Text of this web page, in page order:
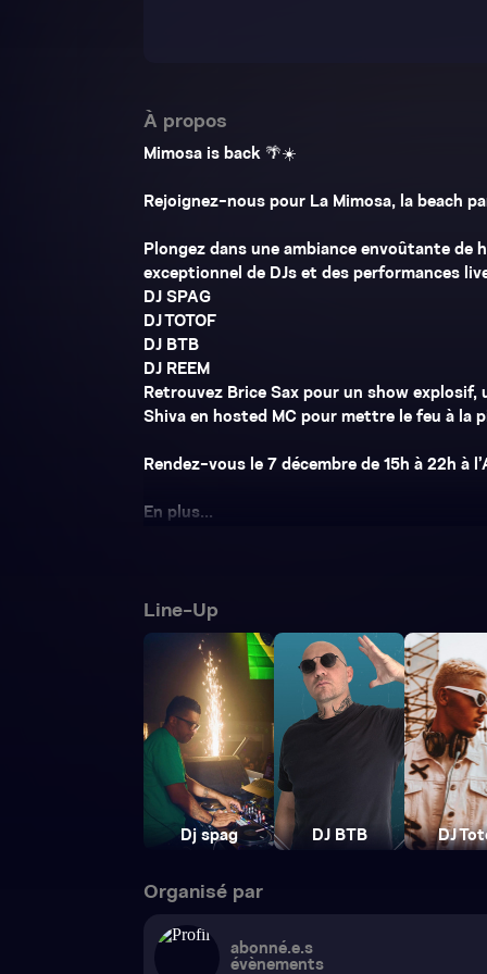
À propos
Mimosa is back 🌴☀️
Rejoignez-nous pour La Mimosa, la beach
Plongez dans une ambiance envoûtante de
exceptionnel de DJs et des performances
DJ SPAG
DJ TOTOF
DJ BTB
DJ REEM
Retrouvez Brice Sax pour un show
Shiva en hosted MC pour mettre le feu à la
Rendez-vous le 7 décembre de 15h à 22h à
En plus...
Line-Up
Dj spag DJ BTB DJ
Organisé par
abonné.e.s
évènements